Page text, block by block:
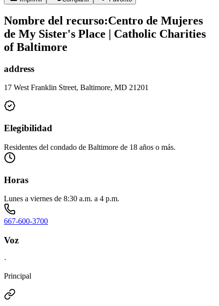
Nombre del recurso:Centro de Mujeres
de My Sister's Place | Catholic Charities
of Baltimore
address
17 West Franklin Street, Baltimore, MD 21201
Elegibilidad
Residentes del condado de Baltimore de 18 años o más.
Horas
Lunes a viernes de 8:30 a.m. a 4 p.m.
667-600-3700
Voz
·
Principal